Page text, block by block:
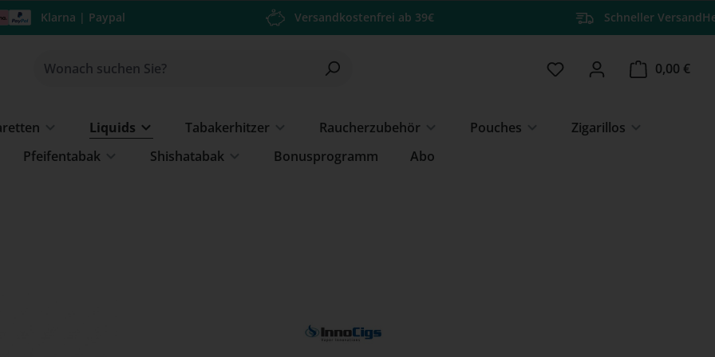
Klarna | Paypal Versandkostenfrei ab 39€ Schneller Versand
Du hast 0 Produkte auf
0,00 €
Liquids Tabakerhitzer Raucherzubehör Pouches
Zigarillos
Pfeifentabak Shishatabak Bonusprogramm Abo